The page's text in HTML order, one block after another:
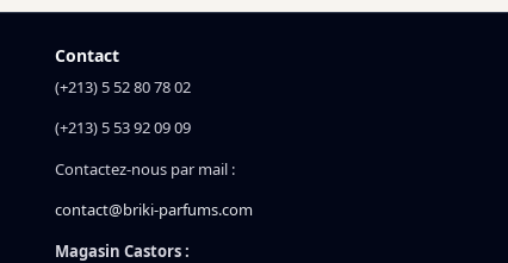
Contact
(+213) 5 52 80 78 02
(+213) 5 53 92 09 09
Contactez-nous par mail :
contact@briki-parfums.com
Magasin Castors :